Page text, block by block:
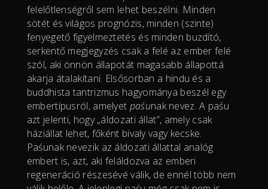
felelőtlenségről sem lehet beszélni. Minden
sötét és világos prognózis, minden (szinte)
fenyegető figyelmeztetés és minden buzdító,
serkentő megjegyzés csak a felé az ember felé
szól, aki önnön állapotát magasabb állapottá
akarja átalakítani. Elsősorban a hindu és a
buddhista tantrizmus hagyománya beszél egy
embertípusról, amelyet paśunak nevez. A paśu
azt jelenti, hogy „áldozati állat”, amely csak
háziállat lehet, főként bivaly vagy kecske.
Paśunak nevezik az áldozati állattal analóg
embert is, azt, aki feláldozva az emberi
regeneráció részesévé válik, de ennél több nem